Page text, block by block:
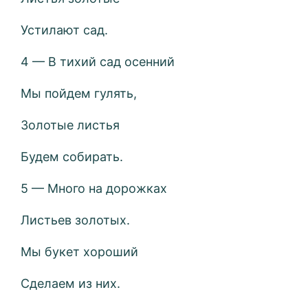
Устилают сад.
4 — В тихий сад осенний
Мы пойдем гулять,
Золотые листья
Будем собирать.
5 — Много на дорожках
Листьев золотых.
Мы букет хороший
Сделаем из них.